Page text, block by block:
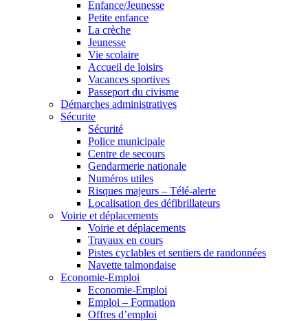
Enfance/Jeunesse
Petite enfance
La crèche
Jeunesse
Vie scolaire
Accueil de loisirs
Vacances sportives
Passeport du civisme
Démarches administratives
Sécurite
Sécurité
Police municipale
Centre de secours
Gendarmerie nationale
Numéros utiles
Risques majeurs – Télé-alerte
Localisation des défibrillateurs
Voirie et déplacements
Voirie et déplacements
Travaux en cours
Pistes cyclables et sentiers de randonnées
Navette talmondaise
Economie-Emploi
Economie-Emploi
Emploi – Formation
Offres d’emploi